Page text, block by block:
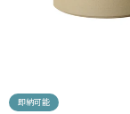
即納可能